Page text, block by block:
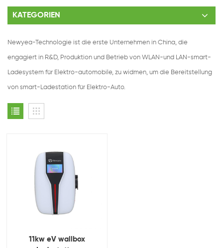
KATEGORIEN
Newyea-Technologie ist die erste Unternehmen in China, die
engagiert in R&D, Produktion und Betrieb von WLAN-und LAN-smart-
Ladesystem für Elektro-automobile, zu widmen, um die Bereitstellung
von smart-Ladestation für Elektro-Auto.
11kw eV wallbox